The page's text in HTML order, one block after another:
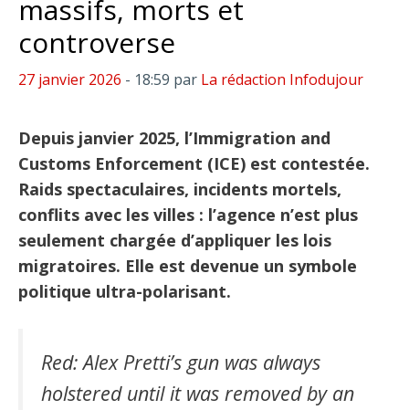
massifs, morts et
controverse
27 janvier 2026 - 18:59 par La rédaction Infodujour
Depuis janvier 2025, l’Immigration and
Customs Enforcement (ICE) est contestée.
Raids spectaculaires, incidents mortels,
conflits avec les villes : l’agence n’est plus
seulement chargée d’appliquer les lois
migratoires. Elle est devenue un symbole
politique ultra-polarisant.
Red: Alex Pretti’s gun was always
holstered until it was removed by an